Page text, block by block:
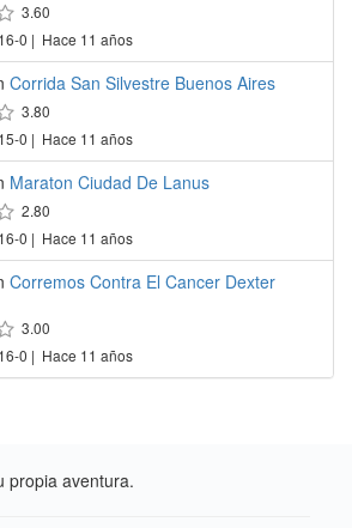
3.60
0 | Hace 11 años
Corrida San Silvestre Buenos Aires
3.80
0 | Hace 11 años
Maraton Ciudad De Lanus
2.80
0 | Hace 11 años
Corremos Contra El Cancer Dexter
3.00
0 | Hace 11 años
propia aventura.